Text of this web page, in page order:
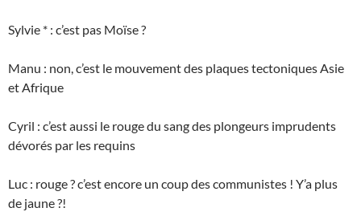
Sylvie * : c’est pas Moïse ?
Manu : non, c’est le mouvement des plaques tectoniques Asie
et Afrique
Cyril : c’est aussi le rouge du sang des plongeurs imprudents
dévorés par les requins
Luc : rouge ? c’est encore un coup des communistes ! Y’a plus
de jaune ?!